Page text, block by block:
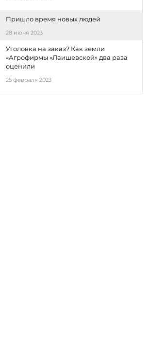
Пришло время новых людей
28 июня 2023
Уголовка на заказ? Как земли
«Агрофирмы «Лаишевской» два раза
оценили
25 февраля 2023